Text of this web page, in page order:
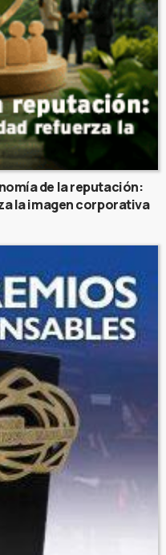
de la reputación:
la imagen corporativa